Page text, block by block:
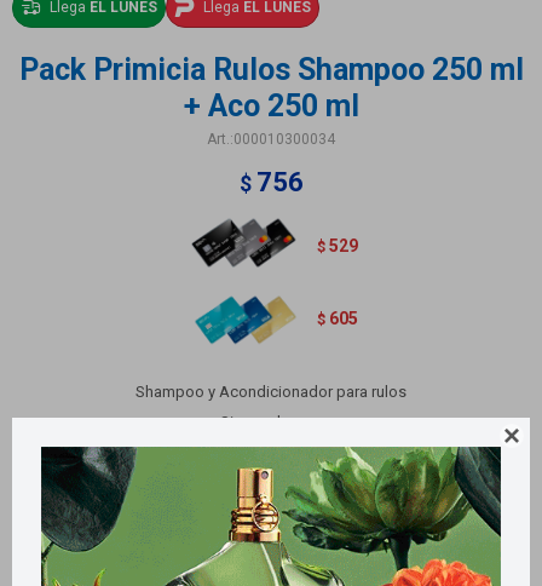

Llega EL LUNES Llega EL LUNES
Pack Primicia Rulos Shampoo 250 ml
+ Aco 250 ml
000010300034
$ 756
$ 529
$ 605
Shampoo y Acondicionador para rulos
Sin parabenos
Sin sal
Sin siliconas
Métodos y costos de envío